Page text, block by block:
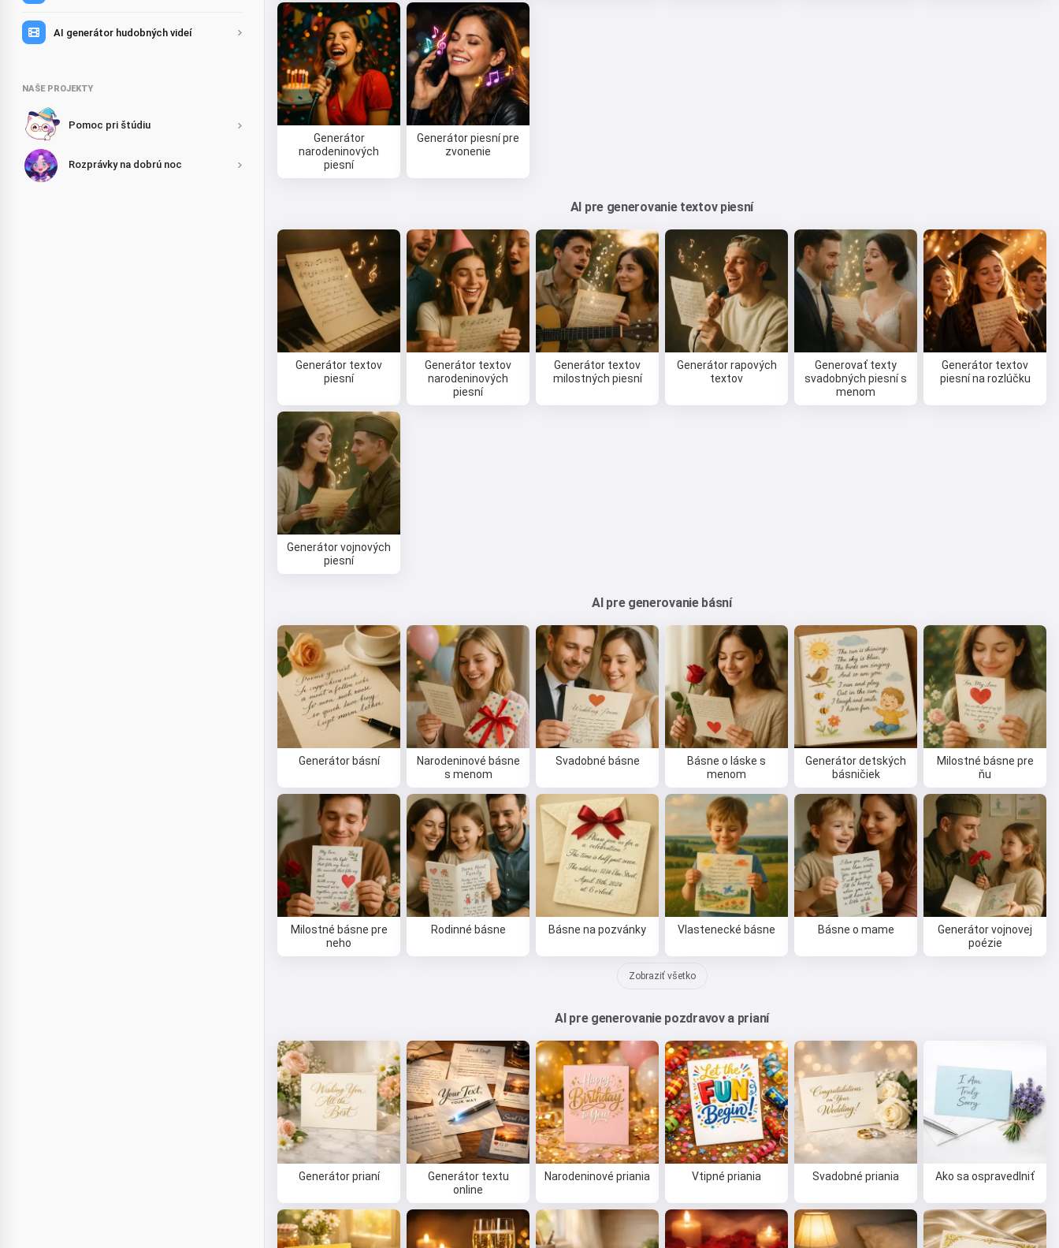
AI generátor hudobných videí
NAŠE PROJEKTY
Pomoc pri štúdiu
Rozprávky na dobrú noc
Generátor
narodeninových
piesní
Generátor piesní pre
zvonenie
AI pre generovanie textov piesní
Generátor textov
piesní
Generátor textov
narodeninových
piesní
Generátor textov
milostných piesní
Generátor rapových
textov
Generovať texty
svadobných piesní s
menom
Generátor textov
piesní na rozlúčku
Generátor vojnových
piesní
AI pre generovanie básní
Generátor básní
Narodeninové básne
s menom
Svadobné básne
Básne o láske s
menom
Generátor detských
básničiek
Milostné básne pre
ňu
Milostné básne pre
neho
Rodinné básne Básne na pozvánky Vlastenecké básne Básne o mame
Generátor vojnovej
poézie
Zobraziť všetko
AI pre generovanie pozdravov a prianí
Generátor prianí
Generátor textu
online
Narodeninové priania Vtipné priania Svadobné priania Ako sa ospravedlniť
Viem vytvárať piesne, písať básne a
gratulácie 🥰
Vyskúšať
Súhlasím s: Zmluvné podmienky
Zásady ochrany osobných údajov
Zásady vrátenia peňazí